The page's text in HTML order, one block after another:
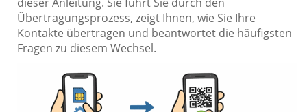
Übertragungsprozess, zeigt Ihnen, wie Sie Ihre
Kontakte übertragen und beantwortet die häufigsten
Fragen zu diesem Wechsel.